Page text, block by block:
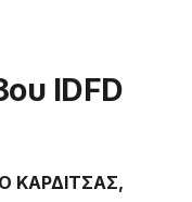
IDFD
ΚΑΡΔΙΤΣΑΣ,